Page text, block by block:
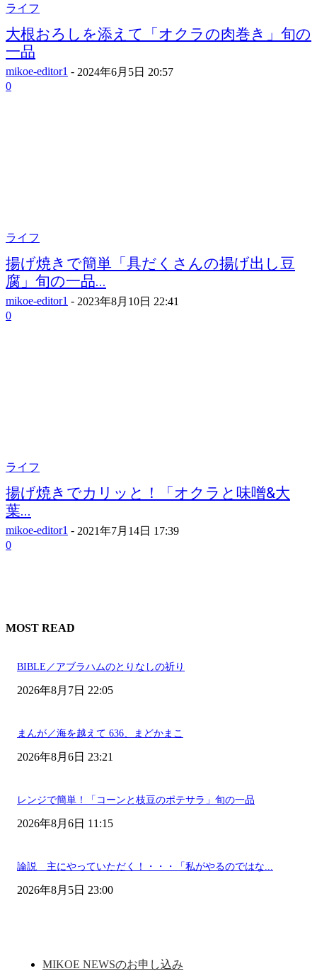
ライフ
大根おろしを添えて「オクラの肉巻き」旬の
一品
mikoe-editor1 - 2024年6月5日 20:57
0
ライフ
揚げ焼きで簡単「具だくさんの揚げ出し豆
腐」旬の一品...
mikoe-editor1 - 2023年8月10日 22:41
0
ライフ
揚げ焼きでカリッと！「オクラと味噌&大
葉...
mikoe-editor1 - 2021年7月14日 17:39
0
MOST READ
BIBLE／アブラハムのとりなしの祈り
2026年8月7日 22:05
まんが／海を越えて 636、まどかまこ
2026年8月6日 23:21
レンジで簡単！「コーンと枝豆のポテサラ」旬の一品
2026年8月6日 11:15
論説 主にやっていただく！・・・「私がやるのではな...
2026年8月5日 23:00
MIKOE NEWSのお申し込み